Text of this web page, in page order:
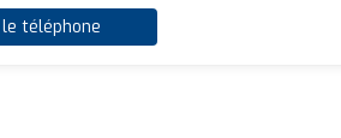
téléphone